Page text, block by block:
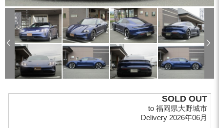
SOLD OUT
to 福岡県大野城市
Delivery 2026年06月